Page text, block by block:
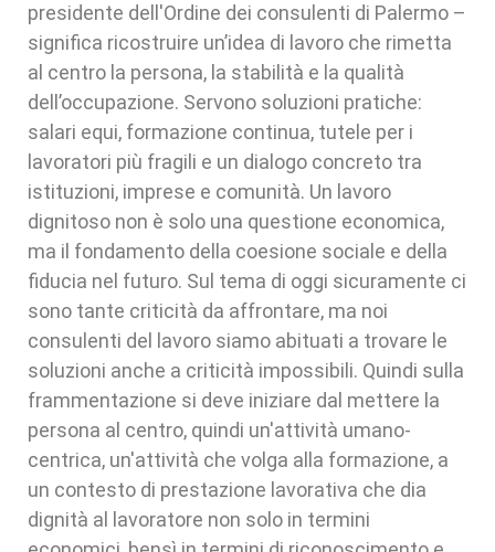
presidente dell'Ordine dei consulenti di Palermo –
significa ricostruire un’idea di lavoro che rimetta
al centro la persona, la stabilità e la qualità
dell’occupazione. Servono soluzioni pratiche:
salari equi, formazione continua, tutele per i
lavoratori più fragili e un dialogo concreto tra
istituzioni, imprese e comunità. Un lavoro
dignitoso non è solo una questione economica,
ma il fondamento della coesione sociale e della
fiducia nel futuro. Sul tema di oggi sicuramente ci
sono tante criticità da affrontare, ma noi
consulenti del lavoro siamo abituati a trovare le
soluzioni anche a criticità impossibili. Quindi sulla
frammentazione si deve iniziare dal mettere la
persona al centro, quindi un'attività umano-
centrica, un'attività che volga alla formazione, a
un contesto di prestazione lavorativa che dia
dignità al lavoratore non solo in termini